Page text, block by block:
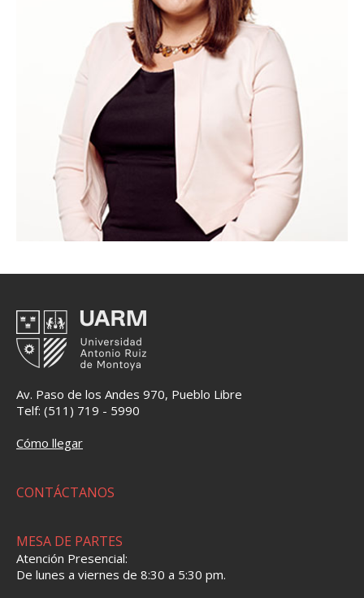
Av. Paso de los Andes 970, Pueblo Libre
Telf: (511) 719 - 5990
Cómo llegar
CONTÁCTANOS
MESA DE PARTES
Atención Presencial:
De lunes a viernes de 8:30 a 5:30 pm.